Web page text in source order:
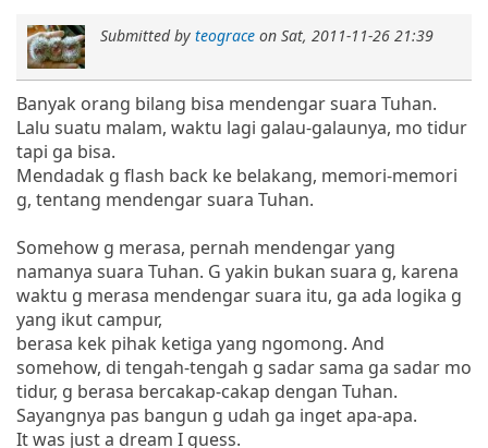
Submitted byteograce onSat, 2011-11-26 21:39
Banyak orang bilang bisa mendengar suara Tuhan.
Lalu suatu malam, waktu lagi galau-galaunya, mo tidur
tapi ga bisa.
Mendadak g flash back ke belakang, memori-memori
g, tentang mendengar suara Tuhan.
Somehow g merasa, pernah mendengar yang
namanya suara Tuhan. G yakin bukan suara g, karena
waktu g merasa mendengar suara itu, ga ada logika g
yang ikut campur,
berasa kek pihak ketiga yang ngomong. And
somehow, di tengah-tengah g sadar sama ga sadar mo
tidur, g berasa bercakap-cakap dengan Tuhan.
Sayangnya pas bangun g udah ga inget apa-apa.
It was just a dream I guess.